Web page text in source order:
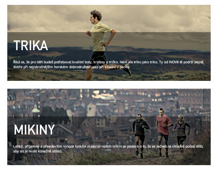
TRIKA
Říká se, že pro běh budeš potřebovat kvalitní boty, kraťasy a tričko. Není ale triko jako triko. Ty od INOV8 tě podrží stejně
dobře při nejnáročnějším horském dobrodružství jako při klusání v parku.
MIKINY
Lehký, příjemný a přeedevším vysoce funkční materiál našich mikin se postará o to, že se začneš na chladné počasí těšit,
aby sis je mohl konečně obléct.